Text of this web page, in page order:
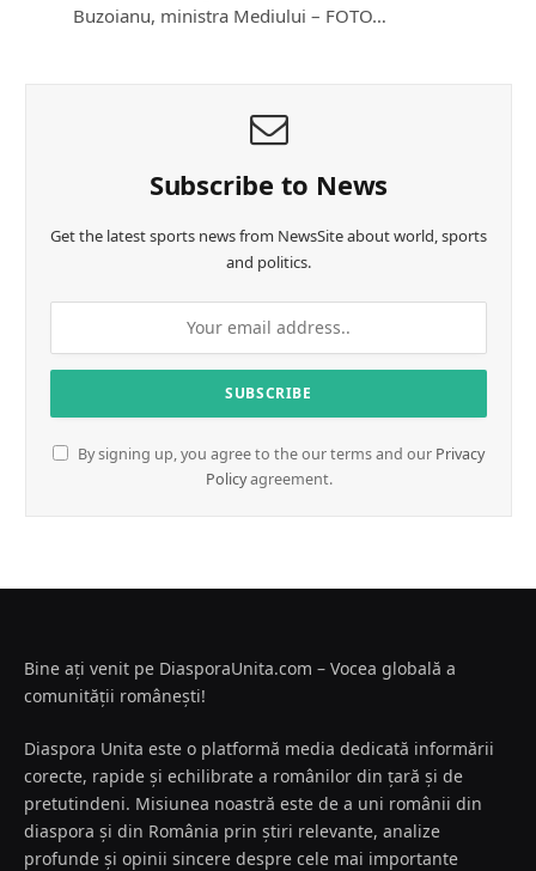
Buzoianu, ministra Mediului – FOTO…
Subscribe to News
Get the latest sports news from NewsSite about world, sports
and politics.
By signing up, you agree to the our terms and our Privacy
Policyagreement.
Bine ați venit pe DiasporaUnita.com – Vocea globală a
comunității românești!
Diaspora Unita este o platformă media dedicată informării
corecte, rapide și echilibrate a românilor din țară și de
pretutindeni. Misiunea noastră este de a uni românii din
diaspora și din România prin știri relevante, analize
profunde și opinii sincere despre cele mai importante